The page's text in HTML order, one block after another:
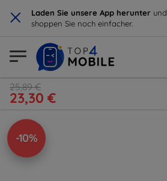
× Laden Sie unsere App herunter und
shoppen Sie noch einfacher.
25,89 €
23,30 €
-10%